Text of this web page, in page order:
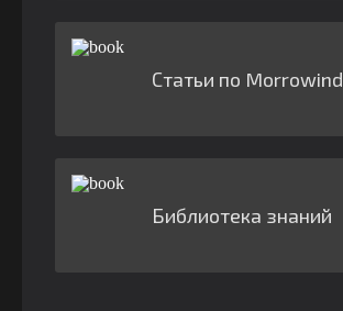
Статьи по Morrowind
Библиотека знаний